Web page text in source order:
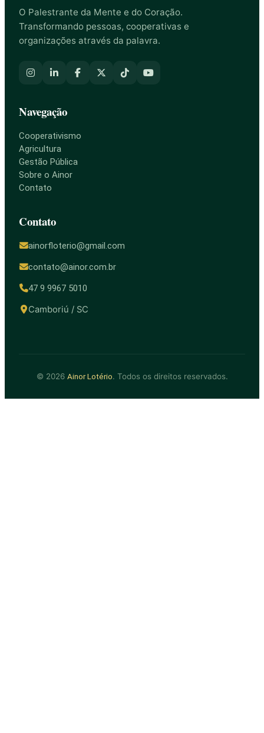
O Palestrante da Mente e do Coração.
Transformando pessoas, cooperativas e
organizações através da palavra.
Navegação
Cooperativismo
Agricultura
Gestão Pública
Sobre o Ainor
Contato
Contato
ainorfloterio@gmail.com
contato@ainor.com.br
47 9 9967 5010
Camboriú / SC
© 2026 Ainor Lotério. Todos os direitos reservados.